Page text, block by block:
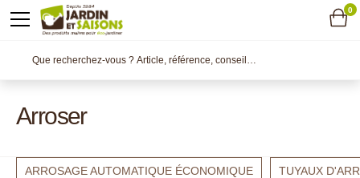
Arroser
ARROSAGE AUTOMATIQUE ÉCONOMIQUE TUYAUX
0